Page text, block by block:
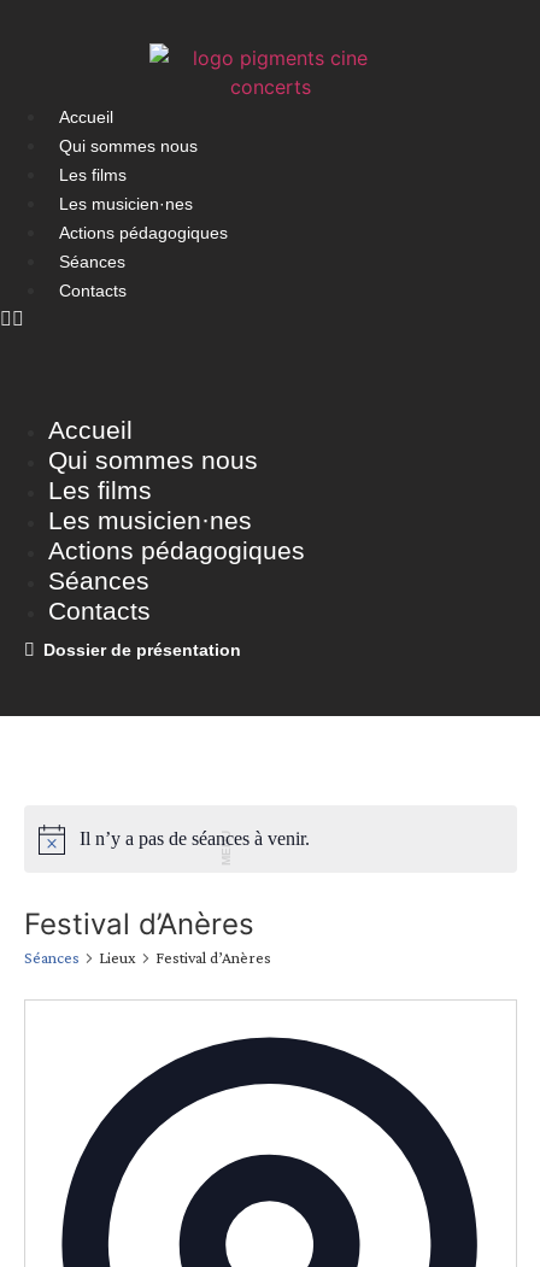
Accueil
Qui sommes nous
Les films
Les musicien·nes
Actions pédagogiques
Séances
Contacts
Accueil
Qui sommes nous
Les films
Les musicien·nes
Actions pédagogiques
Séances
Contacts
MENU
Dossier de présentation
Il n’y a pas de séances à venir.
Festival d’Anères
Séances Lieux Festival d’Anères